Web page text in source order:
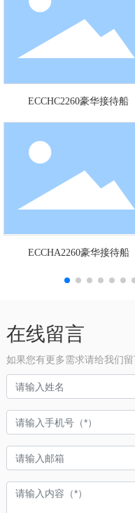
ECCHC2260豪华接待船
ECCHA2260豪华接待船
在线留言
如果您有更多需求请给我们